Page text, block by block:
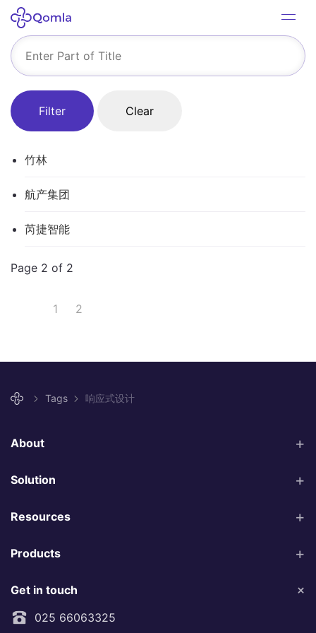
Filter Clear
竹林
航产集团
芮捷智能
Page 2 of 2
1 2
Tags 响应式设计
About
Solution
Resources
Products
Get in touch
025 66063325